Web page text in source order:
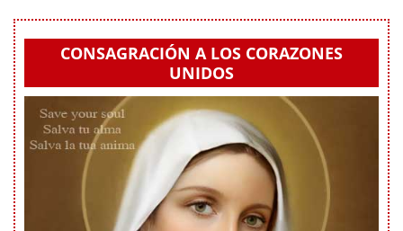
CONSAGRACIÓN A LOS CORAZONES
UNIDOS